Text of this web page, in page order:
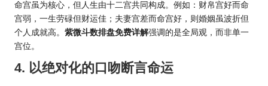
命宫虽为核心，但人生由十二宫共同构成。例如：财帛宫好而命
宫弱，一生劳碌但财运佳；夫妻宫差而命宫好，则婚姻虽波折但
个人成就高。 紫微斗数排盘免费详解强调的是全局观，而非单一
宫位。
4. 以绝对化的口吻断言命运